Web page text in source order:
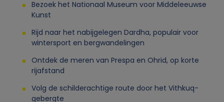
Bezoek het Nationaal Museum voor Middeleeuwse
Kunst
Rijd naar het nabijgelegen Dardha, populair voor
wintersport en bergwandelingen
Ontdek de meren van Prespa en Ohrid, op korte
rijafstand
Volg de schilderachtige route door het Vithkuq-
gebergte